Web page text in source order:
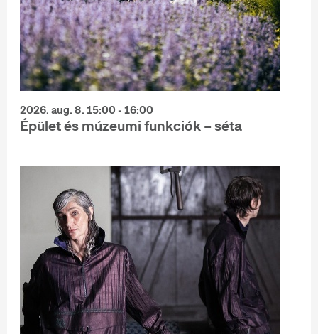
2026. aug. 8. 15:00 - 16:00
Épület és múzeumi funkciók – séta